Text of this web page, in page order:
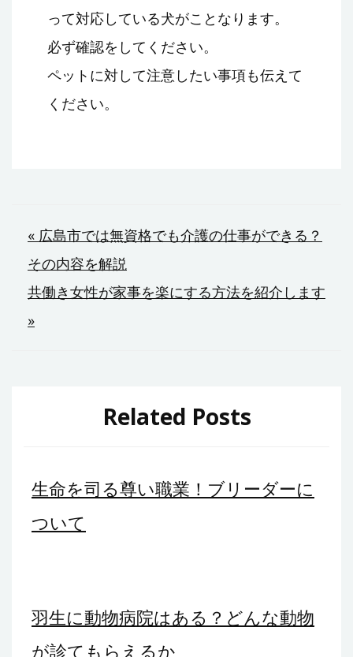
って対応している犬がことなります。
必ず確認をしてください。
ペットに対して注意したい事項も伝えて
ください。
投
稿
ナ
ョ
ン
« 広島市では無資格でも介護の仕事ができる？
その内容を解説
共働き女性が家事を楽にする方法を紹介します
»
Related Posts
生命を司る尊い職業！ブリーダーに
ついて
羽生に動物病院はある？どんな動物
が診てもらえるか